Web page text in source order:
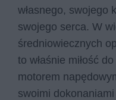
własnego, swojego
swojego serca. W
średniowiecznych
to właśnie miłość
motorem
swoimi